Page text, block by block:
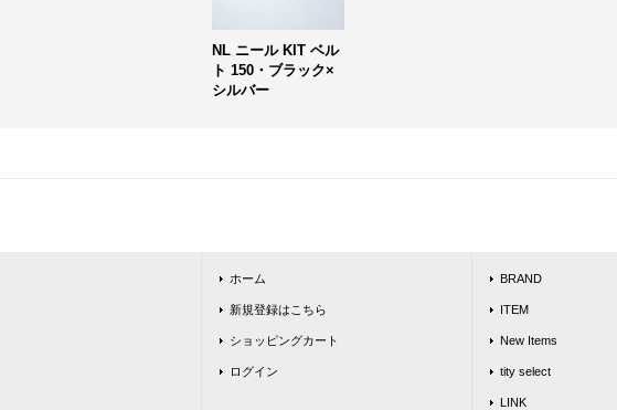
NL ニール KIT ベル
ト 150・ブラック×
シルバー
ホーム
新規登録はこちら
ショッピングカート
ログイン
BRAND
ITEM
New Items
tity select
LINK